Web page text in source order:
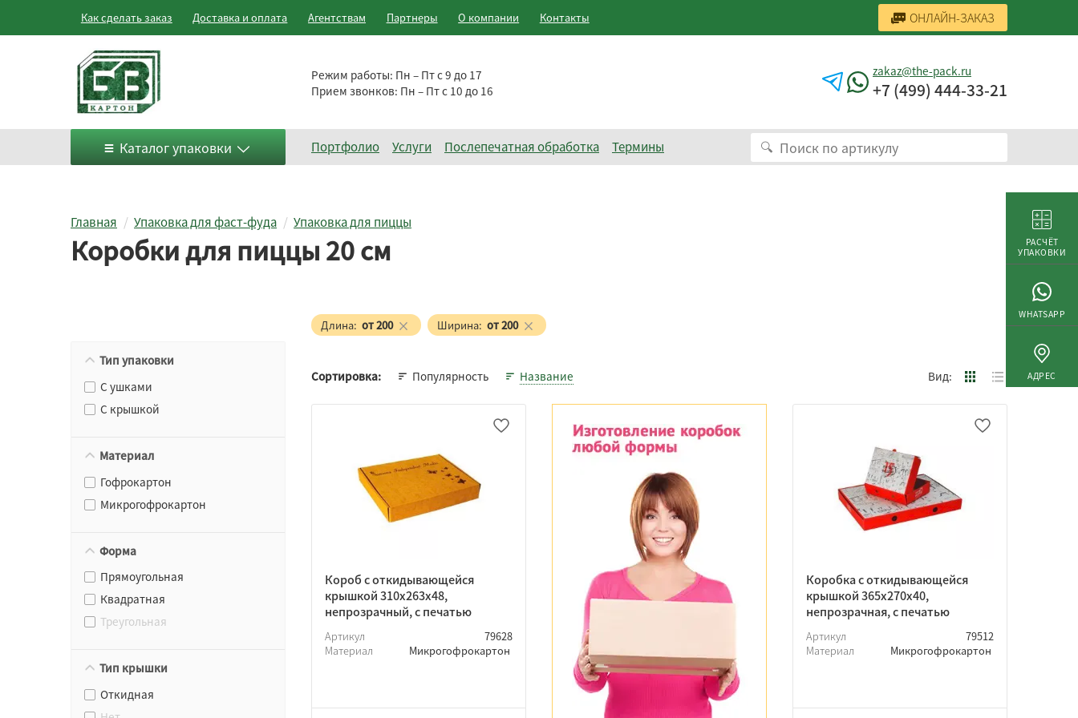
Как сделать заказ Доставка и оплата Агентствам Партнеры О компании Контакты ОНЛАЙН-ЗАКАЗ
Режим работы: Пн – Пт с 9 до 17
Прием звонков: Пн – Пт с 10 до 16
zakaz@the-pack.ru
+7 (499) 444-33-21
Каталог упаковки Портфолио Услуги Послепечатная обработка Термины
Главная Упаковка для фаст-фуда Упаковка для пиццы
Коробки для пиццы 20 см
Тип упаковки
С ушками
С крышкой
Материал
Гофрокартон
Микрогофрокартон
Форма
Прямоугольная
Квадратная
Треугольная
Тип крышки
Откидная
Длина: от 200 Ширина: от 200
Сортировка: Популярность Название Вид:
Короб с откидывающейся
крышкой 310х263х48,
непрозрачный, с печатью
Артикул
79628
Материал
Микрогофрокартон
Коробка с откидывающейся
крышкой 365х270х40,
непрозрачная, с печатью
Артикул
79512
Материал
Микрогофрокартон
РАСЧЁТ
УПАКОВКИ
WHATSAPP
АДРЕС